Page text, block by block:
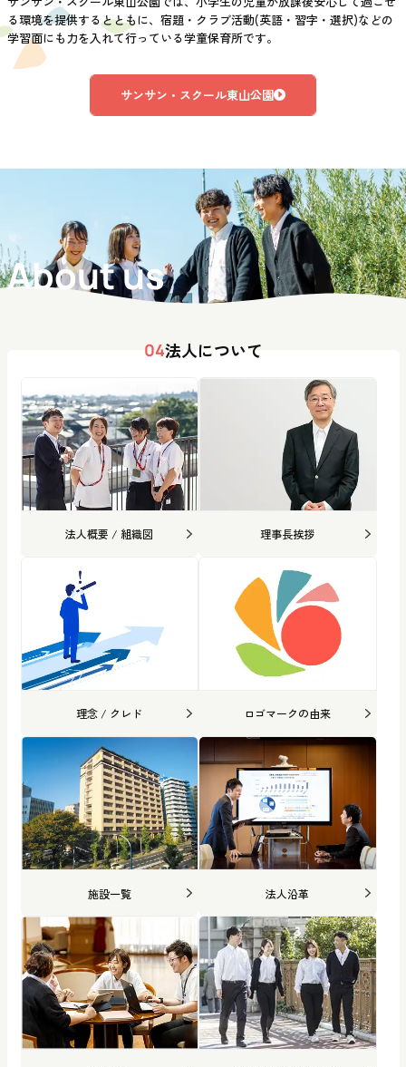
る環境を提供するとともに、宿題・クラブ活動(英語・習字・選択)などの
学習面にも力を入れて行っている学童保育所です。
サンサン・スクール東山公園
About us
04法人について
法人概要 / 組織図 理事長挨拶
理念 / クレド ロゴマークの由来
施設一覧 法人沿革